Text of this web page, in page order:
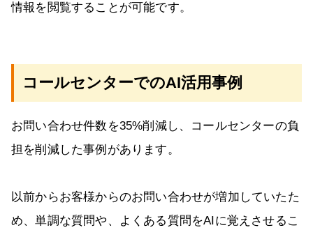
情報を閲覧することが可能です。
コールセンターでのAI活用事例
お問い合わせ件数を35%削減し、コールセンターの負
担を削減した事例があります。
以前からお客様からのお問い合わせが増加していたた
め、単調な質問や、よくある質問をAIに覚えさせるこ